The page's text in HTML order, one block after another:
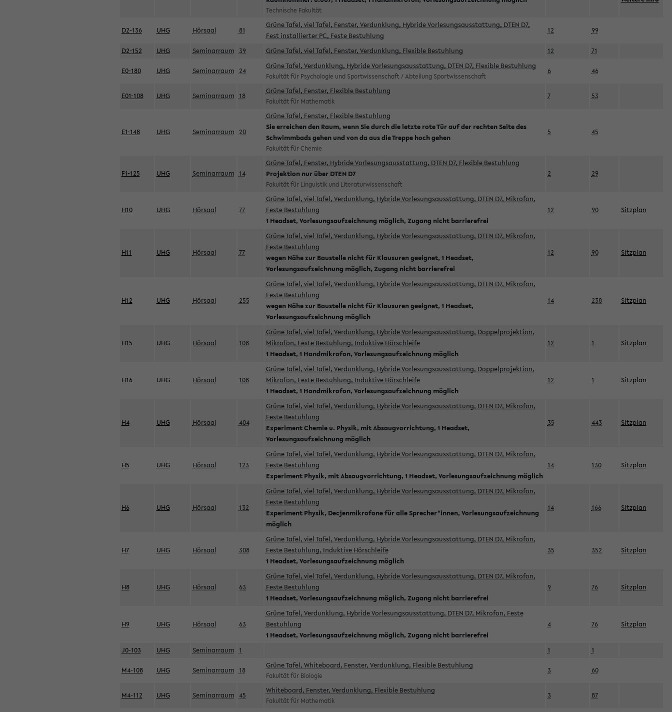
Technische Fakultät
D2-136 UHG Hörsaal 81
Grüne Tafel, viel Tafel, Fenster, Verdunklung, Hybride Vorlesungsausstattung, DTEN D7,
Fest installierter PC, Feste Bestuhlung
12 99
D2-152 UHG Seminarraum 39 Grüne Tafel, viel Tafel, Fenster, Verdunklung, Flexible Bestuhlung 12 71
E0-180 UHG Seminarraum 24
Grüne Tafel, Verdunklung, Hybride Vorlesungsausstattung, DTEN D7, Flexible Bestuhlung
Fakultät für Psychologie und Sportwissenschaft / Abteilung Sportwissenschaft
6 46
E01-108 UHG Seminarraum 18
Grüne Tafel, Fenster, Flexible Bestuhlung
Fakultät für Mathematik
7 53
E1-148 UHG Seminarraum 20
Grüne Tafel, Fenster, Flexible Bestuhlung
Sie erreichen den Raum, wenn Sie durch die letzte rote Tür auf der rechten Seite des
Schwimmbads gehen und von da aus die Treppe hoch gehen
Fakultät für Chemie
5 45
F1-125 UHG Seminarraum 14
Grüne Tafel, Fenster, Hybride Vorlesungsausstattung, DTEN D7, Flexible Bestuhlung
Projektion nur über DTEN D7
Fakultät für Linguistik und Literaturwissenschaft
2 29
H10 UHG Hörsaal 77
Grüne Tafel, viel Tafel, Verdunklung, Hybride Vorlesungsausstattung, DTEN D7, Mikrofon,
Feste Bestuhlung
1 Headset, Vorlesungsaufzeichnung möglich, Zugang nicht barrierefrei
12 90 Sitzplan
H11 UHG Hörsaal 77
Grüne Tafel, viel Tafel, Verdunklung, Hybride Vorlesungsausstattung, DTEN D7, Mikrofon,
Feste Bestuhlung
wegen Nähe zur Baustelle nicht für Klausuren geeignet, 1 Headset,
Vorlesungsaufzeichnung möglich, Zugang nicht barrierefrei
12 90 Sitzplan
H12 UHG Hörsaal 255
Grüne Tafel, viel Tafel, Verdunklung, Hybride Vorlesungsausstattung, DTEN D7, Mikrofon,
Feste Bestuhlung
wegen Nähe zur Baustelle nicht für Klausuren geeignet, 1 Headset,
Vorlesungsaufzeichnung möglich
14 238 Sitzplan
H15 UHG Hörsaal 108
Grüne Tafel, viel Tafel, Verdunklung, Hybride Vorlesungsausstattung, Doppelprojektion,
Mikrofon, Feste Bestuhlung, Induktive Hörschleife
1 Headset, 1 Handmikrofon, Vorlesungsaufzeichnung möglich
12 1 Sitzplan
H16 UHG Hörsaal 108
Grüne Tafel, viel Tafel, Verdunklung, Hybride Vorlesungsausstattung, Doppelprojektion,
Mikrofon, Feste Bestuhlung, Induktive Hörschleife
1 Headset, 1 Handmikrofon, Vorlesungsaufzeichnung möglich
12 1 Sitzplan
H4 UHG Hörsaal 404
Grüne Tafel, viel Tafel, Verdunklung, Hybride Vorlesungsausstattung, DTEN D7, Mikrofon,
Feste Bestuhlung
Experiment Chemie u. Physik, mit Absaugvorrichtung, 1 Headset,
Vorlesungsaufzeichnung möglich
35 443 Sitzplan
H5 UHG Hörsaal 123
Grüne Tafel, viel Tafel, Verdunklung, Hybride Vorlesungsausstattung, DTEN D7, Mikrofon,
Feste Bestuhlung
Experiment Physik, mit Absaugvorrichtung, 1 Headset, Vorlesungsaufzeichnung möglich
14 130 Sitzplan
H6 UHG Hörsaal 132
Grüne Tafel, viel Tafel, Verdunklung, Hybride Vorlesungsausstattung, DTEN D7, Mikrofon,
Feste Bestuhlung
Experiment Physik, Decjenmikrofone für alle Sprecher*innen, Vorlesungsaufzeichnung
möglich
14 166 Sitzplan
H7 UHG Hörsaal 308
Grüne Tafel, viel Tafel, Verdunklung, Hybride Vorlesungsausstattung, DTEN D7, Mikrofon,
Feste Bestuhlung, Induktive Hörschleife
1 Headset, Vorlesungsaufzeichnung möglich
35 352 Sitzplan
H8 UHG Hörsaal 63
Grüne Tafel, viel Tafel, Verdunklung, Hybride Vorlesungsausstattung, DTEN D7, Mikrofon,
Feste Bestuhlung
1 Headset, Vorlesungsaufzeichnung möglich, Zugang nicht barrierefrei
9 76 Sitzplan
H9 UHG Hörsaal 63
Grüne Tafel, Verdunklung, Hybride Vorlesungsausstattung, DTEN D7, Mikrofon, Feste
Bestuhlung
1 Headset, Vorlesungsaufzeichnung möglich, Zugang nicht barrierefrei
4 76 Sitzplan
J0-103 UHG Seminarraum 1 1 1
M4-108 UHG Seminarraum 18
Grüne Tafel, Whiteboard, Fenster, Verdunklung, Flexible Bestuhlung
Fakultät für Biologie
3 60
M4-112 UHG Seminarraum 45
Whiteboard, Fenster, Verdunklung, Flexible Bestuhlung
Fakultät für Mathematik
3 87